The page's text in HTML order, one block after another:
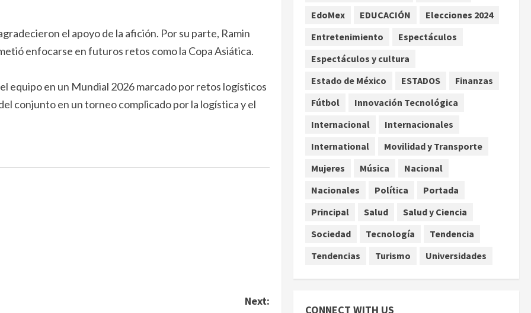
el apoyo de la afición. Por su parte, Ramin
enfocarse en futuros retos como la Copa Asiática.
equipo en un Mundial 2026 marcado por retos logísticos
conjunto en un torneo complicado por la logística y el
Next:
cambia el foco al microbioma
4
¿Sería posible saber si una
consciencia?
agosto 6, 2026
Sheinbaum confirma que el
papa León XIV no visitará
Latina
agosto 6, 2026
EdoMex
EDUCACIÓN
Elecciones 2024
Entretenimiento
Espectáculos
Espectáculos y cultura
Estado de México
ESTADOS
Finanzas
Fútbol
Innovación Tecnológica
Internacional
Internacionales
International
Movilidad y Transporte
Mujeres
Música
Nacional
Nacionales
Política
Portada
Principal
Salud
Salud y Ciencia
Sociedad
Tecnología
Tendencia
Tendencias
Turismo Universidades
CONNECT WITH US